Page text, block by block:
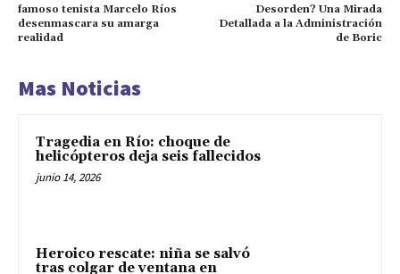
famoso tenista Marcelo Ríos
desenmascara su amarga
realidad
Desorden? Una Mirada
Detallada a la Administración
de Boric
Mas Noticias
Tragedia en Río: choque de
helicópteros deja seis fallecidos
junio 14, 2026
Heroico rescate: niña se salvó
tras colgar de ventana en